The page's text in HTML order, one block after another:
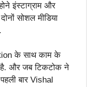
इंस्टाग्राम और
सोशल मीडिया
के साथ काम के
है. और जब टिकटोक ने
बार Vishal